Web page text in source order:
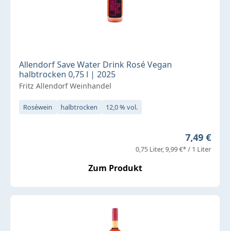
Allendorf Save Water Drink Rosé Vegan
halbtrocken 0,75 l | 2025
Fritz Allendorf Weinhandel
Roséwein halbtrocken 12,0 % vol.
Regulärer
7,49 €
0,75 Liter 9,99 €* / 1 Liter
Zum Produkt